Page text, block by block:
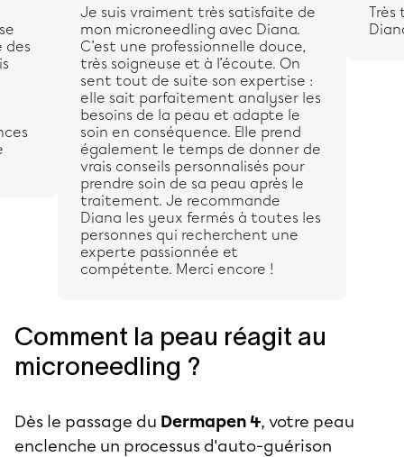
des
Je suis vraiment très satisfaite de
mon microneedling avec Diana.
C’est une professionnelle douce,
très soigneuse et à l’écoute. On
sent tout de suite son expertise :
elle sait parfaitement analyser les
besoins de la peau et adapte le
soin en conséquence. Elle prend
également le temps de donner de
vrais conseils personnalisés pour
prendre soin de sa peau après le
traitement. Je recommande
Diana les yeux fermés à toutes les
personnes qui recherchent une
experte passionnée et
compétente. Merci encore !
Très
Comment la peau réagit au
microneedling ?
Dès le passage du Dermapen 4, votre peau
enclenche un processus d'auto-guérison